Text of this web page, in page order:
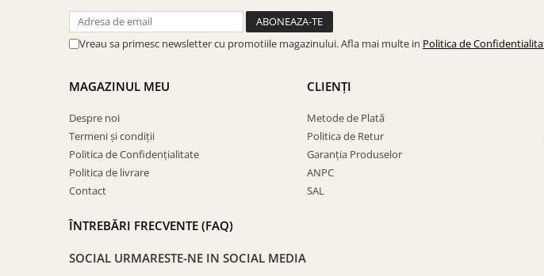
Vreau sa primesc newsletter cu promotiile magazinului. Afla mai multe in Politica de
MAGAZINUL MEU
Despre noi
Termeni și condiții
Politica de Confidențialitate
Politica de livrare
Contact
ÎNTREBĂRI FRECVENTE (FAQ)
CLIENȚI
Metode de Plată
Politica de Retur
Garanția Produselor
ANPC
SAL
SOCIAL URMARESTE-NE IN SOCIAL MEDIA